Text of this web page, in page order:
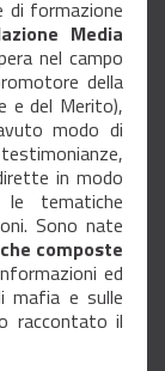
di formazione
Media
nel campo
della
e del Merito),
modo di
in modo
tematiche
Sono nate
composte
ed
mafia e sulle
raccontato il